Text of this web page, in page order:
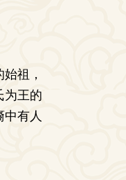
祖，
为王的
有人